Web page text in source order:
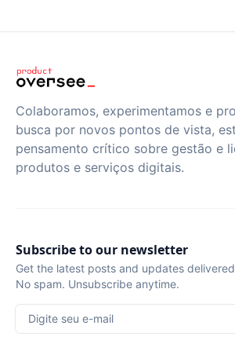
Colaboramos, experimentamos e
busca por novos pontos de vista,
pensamento crítico sobre gestão e
produtos e serviços digitais.
Subscribe to our newsletter
Get the latest posts and updates
No spam. Unsubscribe anytime.
Digite seu e-mail